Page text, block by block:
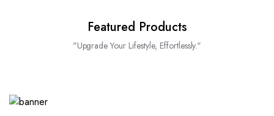
Featured Products
"Upgrade Your Lifestyle, Effortlessly."